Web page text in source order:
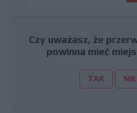
Czy uważasz, że
powinna mieć
TAK NIE